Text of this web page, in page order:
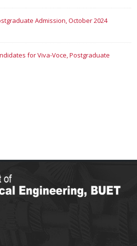
Admission, October 2024
for Viva-Voce, Postgraduate